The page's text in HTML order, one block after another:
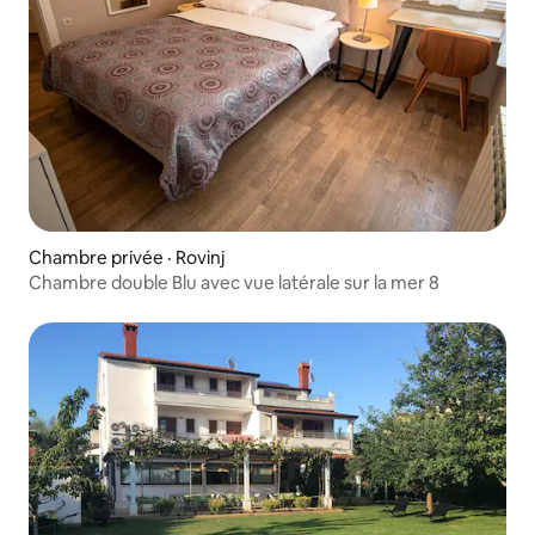
Chambre privée · Rovinj
Chambre double Blu avec vue latérale sur la mer 8